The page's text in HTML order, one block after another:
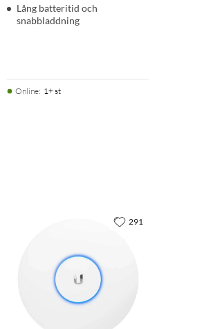
Lång batteritid och
snabbladdning
Online: 1+ st
291